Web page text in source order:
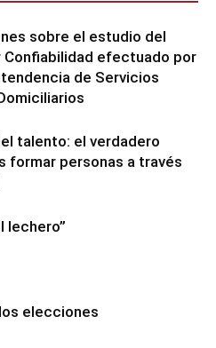
sobre el estudio del
Confiabilidad efectuado por
de Servicios
talento: el verdadero
formar personas a través
lechero”
elecciones